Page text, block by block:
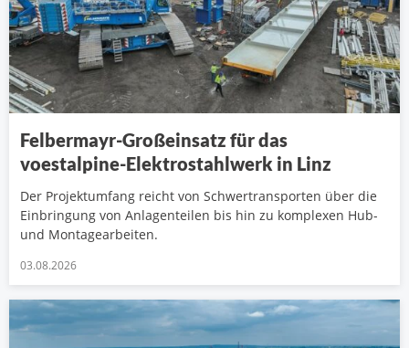
Felbermayr-Großeinsatz für das
voestalpine-Elektrostahlwerk in Linz
Der Projektumfang reicht von Schwertransporten über die
Einbringung von Anlagenteilen bis hin zu komplexen Hub-
und Montagearbeiten.
03.08.2026